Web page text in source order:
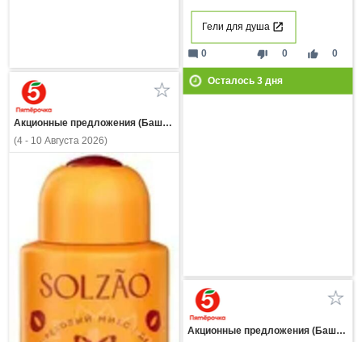
Гели для душа
thumb_down 0 thumb_up 0
mode_comment 0
Осталось 3дня
Акционные предложения (Башкортостан)
(4 - 10 Августа 2026)
Акционные предложения (Башкортостан)